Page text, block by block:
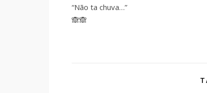
“Não ta chuva…”
🙈🙈